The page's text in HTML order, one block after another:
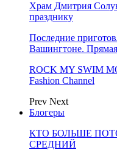
Храм Дмитрия
празднику
Последние
Вашингтоне.
ROCK MY SWIM
Fashion Channel
Prev Next
Блогеры
КТО БОЛЬШЕ
СРЕДНИЙ